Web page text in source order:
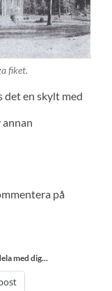
fiket.
det en skylt med
på
med dig...